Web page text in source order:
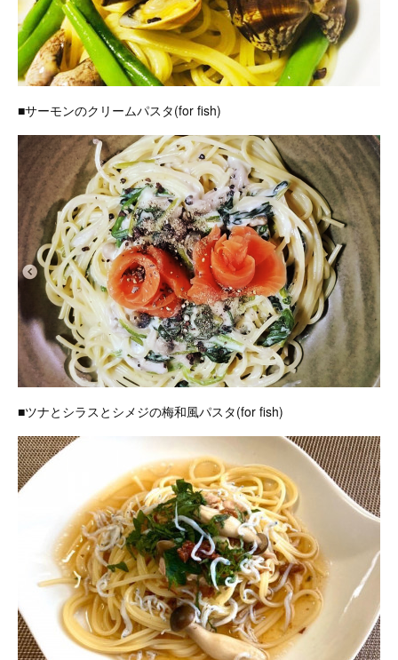
■サーモンのクリームパスタ(for fish)
■ツナとシラスとシメジの梅和風パスタ(for fish)